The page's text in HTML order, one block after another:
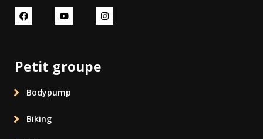
Petit groupe
Bodypump
Biking